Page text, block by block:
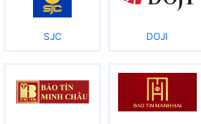
SJC DOJI